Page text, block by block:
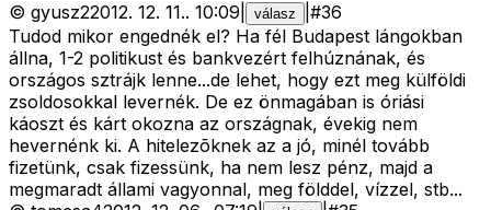
© gyusz22012. 12. 11.. 10:09 válasz #36
Tudod mikor engednék el? Ha fél Budapest lángokban
állna, 1-2 politikust és bankvezért felhúznának, és
országos sztrájk lenne...de lehet, hogy ezt meg külföldi
zsoldosokkal levernék. De ez önmagában is óriási
káoszt és kárt okozna az országnak, évekig nem
hevernénk ki. A hitelezõknek az a jó, minél tovább
fizetünk, csak fizessünk, ha nem lesz pénz, majd a
megmaradt állami vagyonnal, meg földdel, vízzel, stb...